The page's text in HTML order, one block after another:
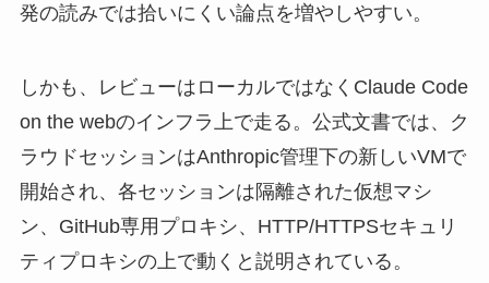
発の読みでは拾いにくい論点を増やしやすい。
しかも、レビューはローカルではなくClaude Code
on the webのインフラ上で走る。公式文書では、ク
ラウドセッションはAnthropic管理下の新しいVMで
開始され、各セッションは隔離された仮想マシ
ン、GitHub専用プロキシ、HTTP/HTTPSセキュリ
ティプロキシの上で動くと説明されている。